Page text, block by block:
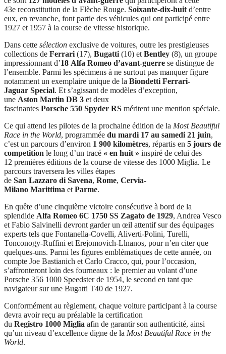
43e reconstitution de la Flèche Rouge. Soixante-dix-huit d’entre
eux, en revanche, font partie des véhicules qui ont participé entre
1927 et 1957 à la course de vitesse historique.
Dans cette sélection exclusive de voitures, outre les prestigieuses
collections de Ferrari (17), Bugatti (10) et Bentley (8), un groupe
impressionnant d’18 Alfa Romeo d’avant-guerre se distingue de
l’ensemble. Parmi les spécimens à ne surtout pas manquer figure
notamment un exemplaire unique de la Biondetti Ferrari-
Jaguar Special. Et s’agissant de modèles d’exception,
une Aston Martin DB 3 et deux
fascinantes Porsche 550 Spyder RS méritent une mention spéciale.
Ce qui attend les pilotes de la prochaine édition de la Most Beautiful
Race in the World, programmée du mardi 17 au samedi 21 juin,
c’est un parcours d’environ 1 900 kilomètres, répartis en 5 jours de
competition le long d’un tracé « en huit » inspiré de celui des
12 premières éditions de la course de vitesse des 1000 Miglia. Le
parcours traversera les villes étapes
de San Lazzaro di Savena, Rome, Cervia-
Milano Marittima et Parme.
En quête d’une cinquième victoire consécutive à bord de la
splendide Alfa Romeo 6C 1750 SS Zagato de 1929, Andrea Vesco
et Fabio Salvinelli devront garder un œil attentif sur des équipages
experts tels que Fontanella-Covelli, Aliverti-Polini, Turelli,
Tonconogy-Ruffini et Erejomovich-Llnanos, pour n’en citer que
quelques-uns. Parmi les figures emblématiques de cette année, on
compte Joe Bastianich et Carlo Cracco, qui, pour l’occasion,
s’affronteront loin des fourneaux : le premier au volant d’une
Porsche 356 1000 Speedster de 1954, le second en tant que
navigateur sur une Bugatti T40 de 1927.
Conformément au règlement, chaque voiture participant à la course
devra avoir reçu au préalable la certification
du Registro 1000 Miglia afin de garantir son authenticité, ainsi
qu’un niveau d’excellence digne de la Most Beautiful Race in the
World.